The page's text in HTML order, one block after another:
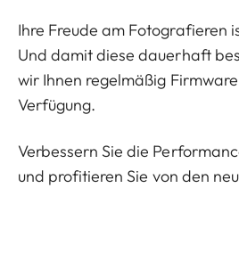
Ihre Freude am Fotografieren
Und damit diese dauerhaft
wir Ihnen regelmäßig
Verfügung.
Verbessern Sie die
und profitieren Sie von den